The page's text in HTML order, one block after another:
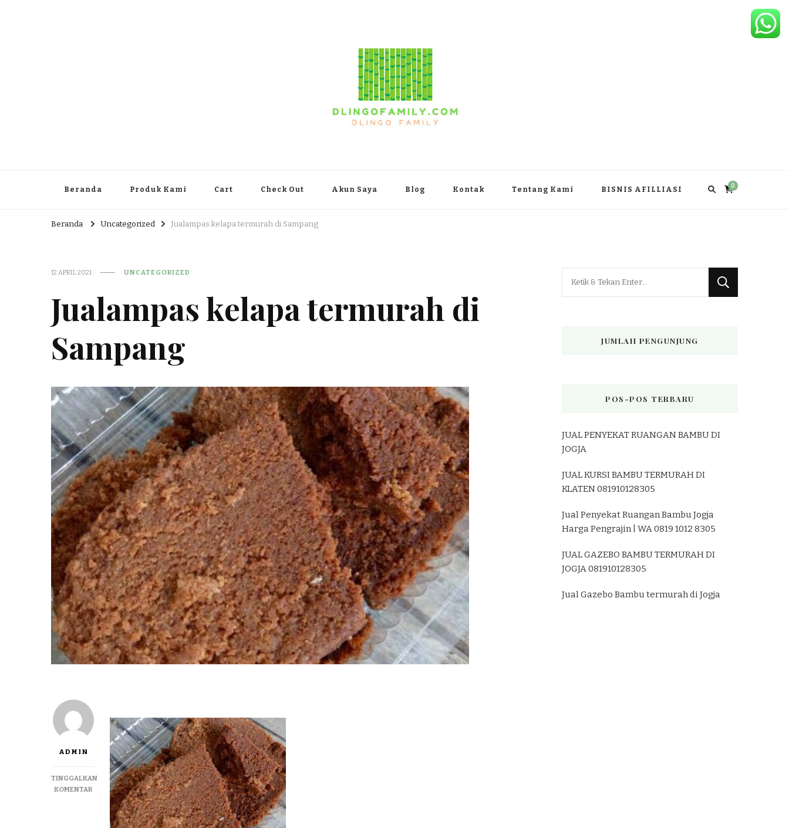
Beranda Produk Kami Cart Check Out Akun Saya Blog Kontak Tentang Kami BISNIS AFILLIASI 0
Beranda Uncategorized Jualampas kelapa termurah di Sampang
12 APRIL 2021 UNCATEGORIZED
Jualampas kelapa termurah di
Sampang
ADMIN
TINGGALKAN
KOMENTARPADA
JUALAMPAS
KELAPA
TERMURAH
JUMLAH PENGUNJUNG
POS-POS TERBARU
JUAL PENYEKAT RUANGAN BAMBU DI
JOGJA
JUAL KURSI BAMBU TERMURAH DI
KLATEN 081910128305
Jual Penyekat Ruangan Bambu Jogja
Harga Pengrajin | WA 0819 1012 8305
JUAL GAZEBO BAMBU TERMURAH DI
JOGJA 081910128305
Jual Gazebo Bambu termurah di Jogja